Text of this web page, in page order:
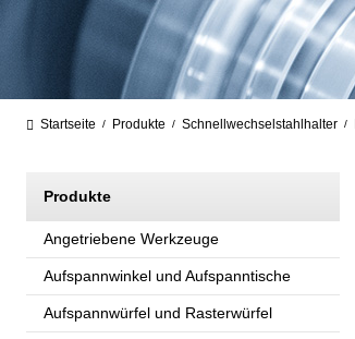
Startseite / Produkte / Schnellwechselstahlhalter /
Produkte
Angetriebene Werkzeuge
Aufspannwinkel und Aufspanntische
Aufspannwürfel und Rasterwürfel